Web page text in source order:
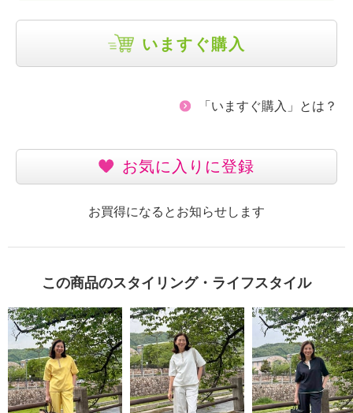
いますぐ購入
「いますぐ購入」とは？
お気に入りに登録
お買得になるとお知らせします
この商品のスタイリング・ライフスタイル